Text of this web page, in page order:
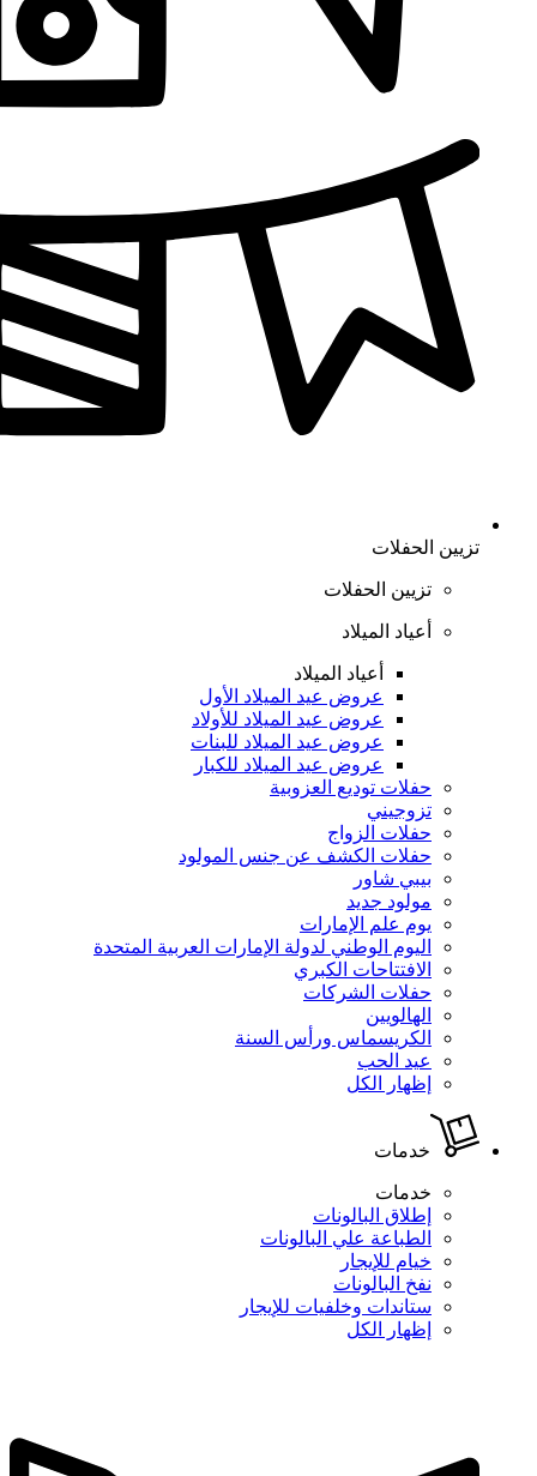
تزيين الحفلات
تزيين الحفلات
أعياد الميلاد
أعياد الميلاد
عروض عيد الميلاد الأول
عروض عيد الميلاد للأولاد
عروض عيد الميلاد للبنات
عروض عيد الميلاد للكبار
حفلات توديع العزوبية
تزوجيني
حفلات الزواج
حفلات الكشف عن جنس المولود
بيبي شاور
مولود جديد
يوم علم الإمارات
اليوم الوطني لدولة الإمارات العربية المتحدة
الافتتاحات الكبري
حفلات الشركات
الهالويين
الكريسماس ورأس السنة
عيد الحب
إظهار الكل
خدمات
خدمات
إطلاق البالونات
الطباعة علي البالونات
خيام للإيجار
نفخ البالونات
ستاندات وخلفيات للإيجار
إظهار الكل